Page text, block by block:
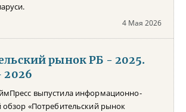
4 Мая 2026
рынок РБ - 2025.
2026
выпустила информационно-
обзор «Потребительский рынок